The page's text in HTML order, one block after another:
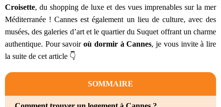
Croisette, du shopping de luxe et des vues imprenables sur la mer
Méditerranée ! Cannes est également un lieu de culture, avec des
musées, des galeries d’art et le quartier du Suquet offrant un charme
authentique. Pour savoiroù dormir à Cannes, je vous invite à lire
la suite de cet article 👇
SOMMAIRE